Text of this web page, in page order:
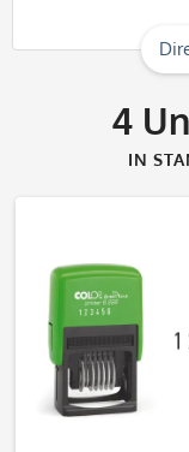
4
IN
Produkte